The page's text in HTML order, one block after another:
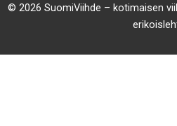
© 2026 SuomiViihde – kotimaisen